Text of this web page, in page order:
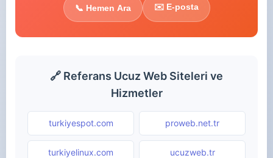
📞 Hemen Ara ✉️ E-posta
🔗 Referans Ucuz Web Siteleri ve
Hizmetler
turkiyespot.com proweb.net.tr
turkiyelinux.com ucuzweb.tr